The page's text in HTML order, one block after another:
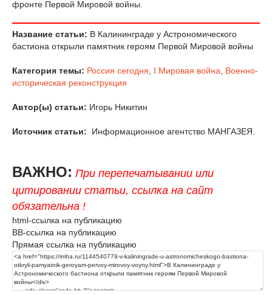
фронте Первой Мировой войны.
Название статьи: В Калининграде у Астрономического
бастиона открыли памятник героям Первой Мировой войны
Категория темы: Россия сегодня I Мировая война
Военно-
историческая реконструкция
Автор(ы) статьи: Игорь Никитин
Источник статьи: Информационное агентство МАНГАЗЕЯ.
ВАЖНО: При перепечатывании или
цитировании статьи, ссылка на сайт
обязательна !
html-ссылка на публикацию
BB-ссылка на публикацию
Прямая ссылка на публикацию